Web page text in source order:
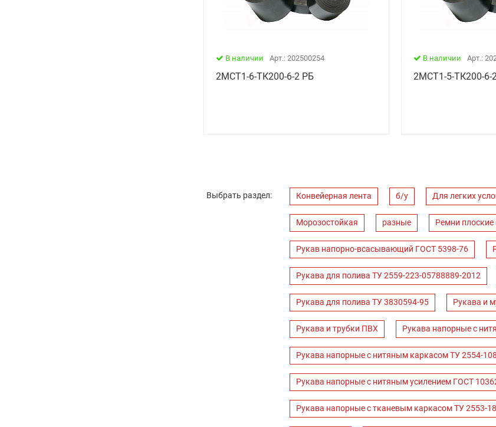
В наличии Арт.: 202500254
2МСТ1-6-ТК200-6-2 РБ
В наличии Арт.:
2МСТ1-5-ТК200-6-
Выбрать раздел: Конвейерная лента б/у Для легких
Морозостойкая разные Ремни
Рукав напорно-всасывающий ГОСТ 5398-76
Рукава для полива ТУ 2559-223-05788889-2012
Рукава для полива ТУ 3830594-95 Рукава и
Рукава и трубки ПВХ Рукава напорные с
Рукава напорные с нитяным каркасом ТУ 2554-
Рукава напорные с нитяным усилением ГОСТ
Рукава напорные с тканевым каркасом ТУ 2553-